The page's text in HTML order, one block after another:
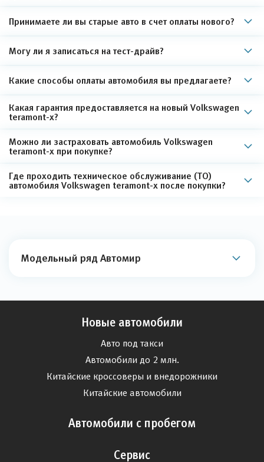
Принимаете ли вы старые авто в счет оплаты нового?
Могу ли я записаться на тест-драйв?
Какие способы оплаты автомобиля вы предлагаете?
Какая гарантия предоставляется на новый Volkswagen
teramont-x?
Можно ли застраховать автомобиль Volkswagen
teramont-x при покупке?
Где проходить техническое обслуживание (ТО)
автомобиля Volkswagen teramont-x после покупки?
Модельный ряд Автомир
Новые автомобили
Авто под такси
Автомобили до 2 млн.
Китайские кроссоверы и внедорожники
Китайские автомобили
Автомобили с пробегом
Сервис